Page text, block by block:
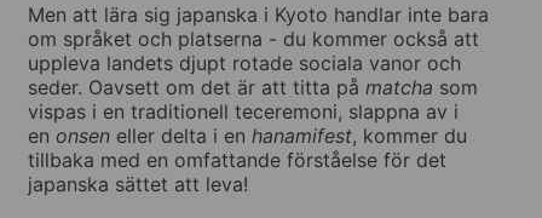
Men att lära sig japanska i Kyoto handlar inte bara
om språket och platserna - du kommer också att
uppleva landets djupt rotade sociala vanor och
seder. Oavsett om det är att titta på matcha som
vispas i en traditionell teceremoni, slappna av i
en onsen eller delta i en hanamifest, kommer du
tillbaka med en omfattande förståelse för det
japanska sättet att leva!